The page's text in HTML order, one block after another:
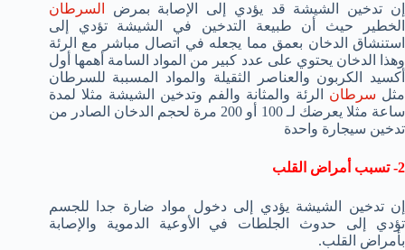
إن تدخين الشيشة قد يؤدي إلى الإصابة بمرض
السرطان
الخطير حيث أن طبيعة التدخين في الشيشة تؤدي إلى
استنشاق الدخان بعمق مما يجعله في اتصال مباشر مع الرئة
وهذا الدخان يحتوي على عدد كبير من المواد السامة أهمها أول
أكسيد الكربون والعناصر الثقيلة والمواد المسببة للسرطان
مثل سرطان الرئة والمثانة والفم وتدخين الشيشة مثلا لمدة
ساعة مثلا يعرضك لـ 100 أو 200 مرة لحجم الدخان الصادر من
تدخين سيجارة واحدة
2- تسبب أمراض القلب
إن تدخين الشيشة يؤدي إلى دخول مواد ضارة جدا للجسم
تؤدي إلى حدوث الجلطات في الأوعية الدموية والإصابة
بأمراض القلب.